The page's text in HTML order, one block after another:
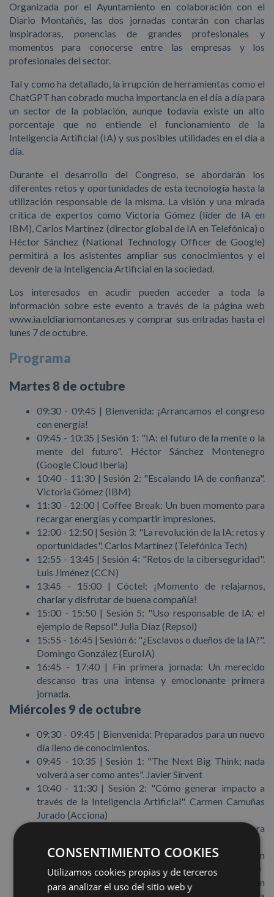
Organizada por el Ayuntamiento en colaboración con el
Diario Montañés, las dos jornadas contarán con charlas
inspiradoras, ponencias de grandes profesionales y
momentos para conocerse entre las empresas y los
profesionales del sector.
Tal y como ha detallado, la irrupción de herramientas como el
ChatGPT han cobrado mucha importancia en el día a día para
un sector de la población, aunque todavía existe un alto
porcentaje que no entiende el funcionamiento de la
Inteligencia Artificial (IA) y sus posibles utilidades en el día a
día.
Durante el desarrollo del Congreso, se abordarán los
diferentes retos y oportunidades de esta tecnología hasta la
utilización responsable de la misma. La visión y una mirada
crítica de expertos como Victoria Gómez (líder de IA en
IBM), Carlos Martínez (director global de IA en Telefónica) o
Héctor Sánchez (National Technology Officer de Google)
permitirá a los asistentes ampliar sus conocimientos y el
devenir de la Inteligencia Artificial en la sociedad.
Los interesados en acudir pueden acceder a toda la
información sobre este evento a través de la página web
www.ia.eldiariomontanes.es y comprar sus entradas hasta el
lunes 7 de octubre.
Programa
Martes 8 de octubre
09:30 - 09:45 | Bienvenida: ¡Arrancamos el congreso
con energía!
09:45 - 10:35 | Sesión 1: "IA: el futuro de la mente o la
mente del futuro". Héctor Sánchez Montenegro
(Google Cloud Iberia)
10:40 - 11:30 | Sesión 2: "Escalando IA de confianza".
Victoria Gómez (IBM)
11:30 - 12:00 | Coffee Break: Un buen momento para
recargar energías y compartir impresiones.
12:00 - 12:50 | Sesión 3: "La revolución de la IA: retos y
oportunidades". Carlos Martínez (Telefónica Tech)
12:55 - 13:45 | Sesión 4: "Retos de la ciberseguridad".
Luis Jiménez (CCN)
13:45 - 15:00 | Cóctel: ¡Momento de relajarnos,
charlar y disfrutar de buena compañía!
15:00 - 15:50 | Sesión 5: "Uso responsable de IA: el
ejemplo de Repsol". Julia Díaz (Repsol)
15:55 - 16:45 | Sesión 6: "¿Esclavos o dueños de la IA?".
Domingo González (EuroIA)
16:45 - 17:40 | Fin primera jornada: Un merecido
descanso tras una intensa y emocionante primera
jornada.
Miércoles 9 de octubre
09:30 - 09:45 | Bienvenida: Preparados para un nuevo
día lleno de conocimientos.
09:45 - 10:35 | Sesión 1: "The Next Big Think; nada
volverá a ser como antes". Javier Sirvent
10:40 - 11:30 | Sesión 2: "Cómo generar impacto a
través de la Inteligencia Artificial". Carmen Camuñas
Jurado (Acciona)
11:30 - 12:00 | Coffee Break: Otro momento para
12:00 - 12:50 | Sesión 3: "IA Generativa, ¿estamos en
una nueva burbuja tecnológica?". Álvaro Barbero (IIC)
12:55 - 13:45 | Sesión 4: "Planificación de la aplicación
CONSENTIMIENTO COOKIES
Utilizamos cookies propias y de terceros
para analizar el uso del sitio web y